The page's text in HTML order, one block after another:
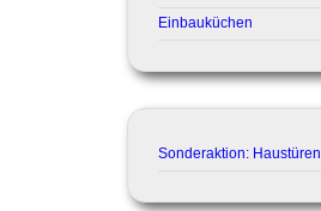
Einbauküchen
Sonderaktion: Haustüren